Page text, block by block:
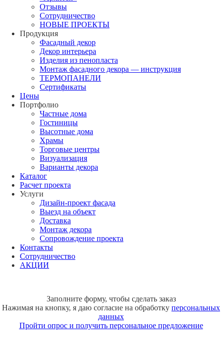
Отзывы
Сотрудничество
НОВЫЕ ПРОЕКТЫ
Продукция
Фасадный декор
Декор интерьера
Изделия из пенопласта
Монтаж фасадного декора — инструкция
ТЕРМОПАНЕЛИ
Сертификаты
Цены
Портфолио
Частные дома
Гостиницы
Высотные дома
Храмы
Торговые центры
Визуализация
Варианты декора
Каталог
Расчет проекта
Услуги
Дизайн-проект фасада
Выезд на объект
Доставка
Монтаж декора
Сопровождение проекта
Контакты
Сотрудничество
АКЦИИ
Заполните форму, чтобы сделать заказ
Нажимая на кнопку, я даю согласие на обработку персональных
данных
Пройти опрос и получить персональное предложение